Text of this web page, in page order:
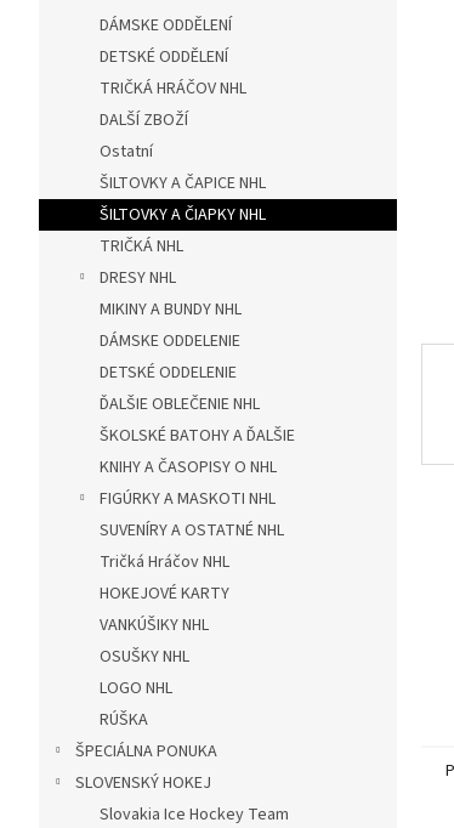
DÁMSKE ODDĚLENÍ
DETSKÉ ODDĚLENÍ
TRIČKÁ HRÁČOV NHL
DALŠÍ ZBOŽÍ
Ostatní
ŠILTOVKY A ČAPICE NHL
ŠILTOVKY A ČIAPKY NHL
TRIČKÁ NHL
DRESY NHL
MIKINY A BUNDY NHL
DÁMSKE ODDELENIE
DETSKÉ ODDELENIE
ĎALŠIE OBLEČENIE NHL
ŠKOLSKÉ BATOHY A ĎALŠIE
KNIHY A ČASOPISY O NHL
FIGÚRKY A MASKOTI NHL
SUVENÍRY A OSTATNÉ NHL
Tričká Hráčov NHL
HOKEJOVÉ KARTY
VANKÚŠIKY NHL
OSUŠKY NHL
LOGO NHL
RÚŠKA
ŠPECIÁLNA PONUKA
SLOVENSKÝ HOKEJ
Slovakia Ice Hockey Team